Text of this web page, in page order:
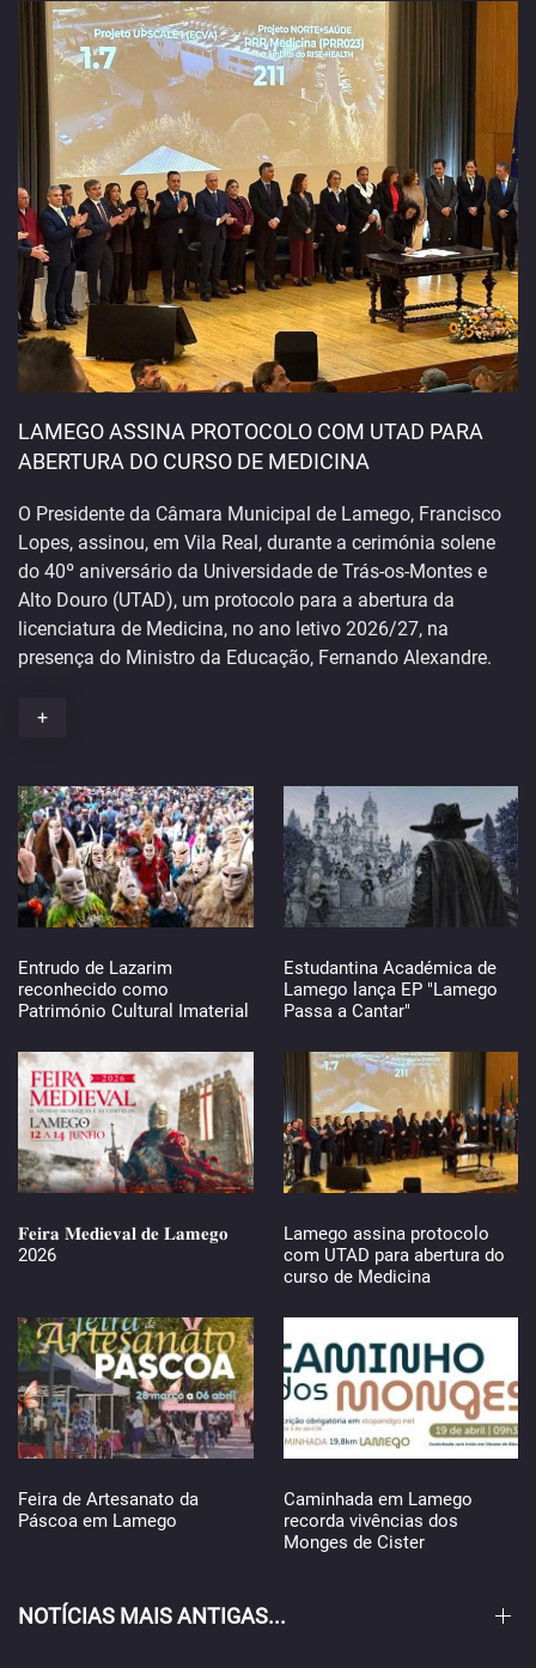
LAMEGO ASSINA PROTOCOLO COM UTAD PARA
ABERTURA DO CURSO DE MEDICINA
O Presidente da Câmara Municipal de Lamego, Francisco
Lopes, assinou, em Vila Real, durante a cerimónia solene
do 40º aniversário da Universidade de Trás-os-Montes e
Alto Douro (UTAD), um protocolo para a abertura da
licenciatura de Medicina, no ano letivo 2026/27, na
presença do Ministro da Educação, Fernando Alexandre.
+
Entrudo de Lazarim
reconhecido como
Património Cultural Imaterial
Estudantina Académica de
Lamego lança EP "Lamego
Passa a Cantar"
𝐅𝐞𝐢𝐫𝐚 𝐌𝐞𝐝𝐢𝐞𝐯𝐚𝐥 𝐝𝐞 𝐋𝐚𝐦𝐞𝐠𝐨
2026
Lamego assina protocolo
com UTAD para abertura do
curso de Medicina
Feira de Artesanato da
Páscoa em Lamego
Caminhada em Lamego
recorda vivências dos
Monges de Cister
NOTÍCIAS MAIS ANTIGAS...